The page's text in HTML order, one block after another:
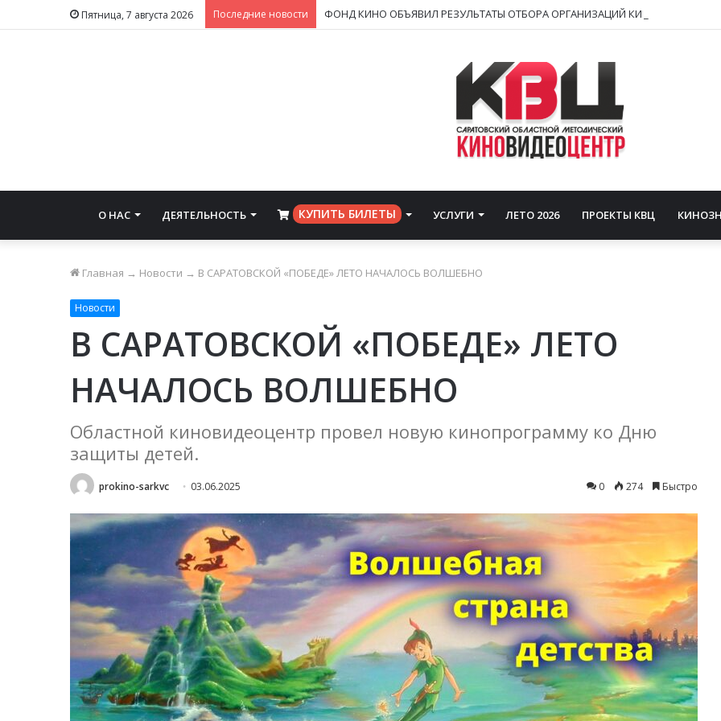
Пятница, 7 августа 2026 Последние новости
О НАС ДЕЯТЕЛЬНОСТЬ ⠀КУПИТЬ БИЛЕТЫ УСЛУГИ ЛЕТО 2026 ПРОЕКТЫ КВЦ
Главная → Новости → В САРАТОВСКОЙ «ПОБЕДЕ» ЛЕТО НАЧАЛОСЬ ВОЛШЕБНО
Новости
В САРАТОВСКОЙ «ПОБЕДЕ» ЛЕТО
НАЧАЛОСЬ ВОЛШЕБНО
Областной киновидеоцентр провел новую кинопрограмму ко Дню
защиты детей.
prokino-sarkvc 03.06.2025 0 274 Быстро